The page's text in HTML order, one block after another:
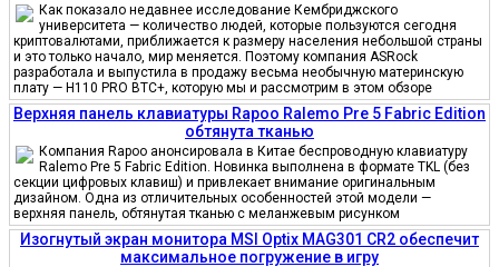
Как показало недавнее исследование Кембриджского
университета — количество людей, которые пользуются сегодня
криптовалютами, приближается к размеру населения небольшой страны
и это только начало, мир меняется. Поэтому компания ASRock
разработала и выпустила в продажу весьма необычную материнскую
плату — H110 PRO BTC+, которую мы и рассмотрим в этом обзоре
Верхняя панель клавиатуры Rapoo Ralemo Pre 5 Fabric Edition
обтянута тканью
Компания Rapoo анонсировала в Китае беспроводную клавиатуру
Ralemo Pre 5 Fabric Edition. Новинка выполнена в формате TKL (без
секции цифровых клавиш) и привлекает внимание оригинальным
дизайном. Одна из отличительных особенностей этой модели —
верхняя панель, обтянутая тканью с меланжевым рисунком
Изогнутый экран монитора MSI Optix MAG301 CR2 обеспечит
максимальное погружение в игру